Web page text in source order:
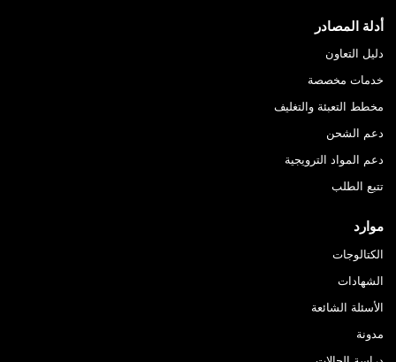
أدلة المصادر
دليل التعاون
خدمات مخصصة
مخطط التعبئة والتغليف
دعم الشحن
دعم المواد الترويجية
تتبع الطلب
موارد
الكتالوجات
الشهادات
الأسئلة الشائعة
مدونة